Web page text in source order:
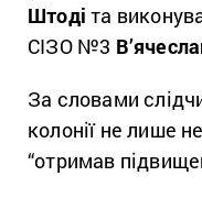
Штоді та
СІЗО №3
За словами
колонії не лише
“отримав